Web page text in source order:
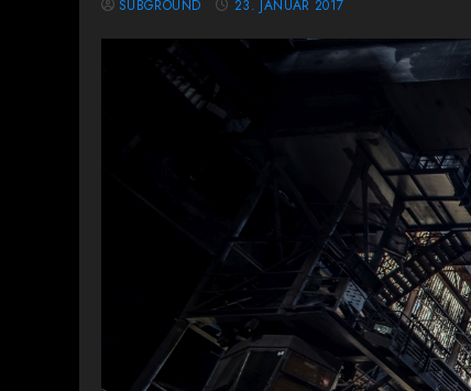
SUBGROUND 23. JANUAR 2017